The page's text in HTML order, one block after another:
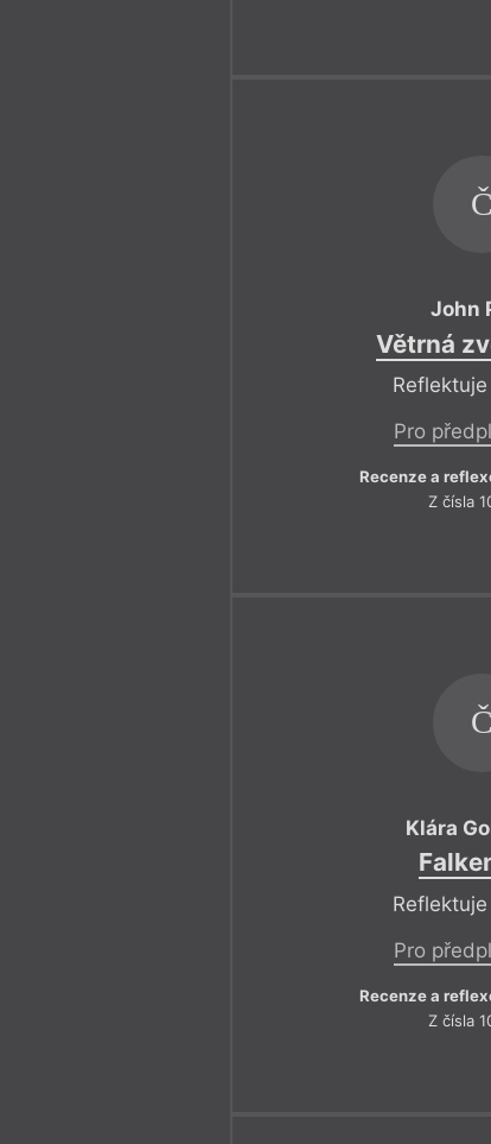
Č
John
Větrná
Pro
Recenze a
Z čísla
Č
Klára
Pro
Recenze a
Z čísla